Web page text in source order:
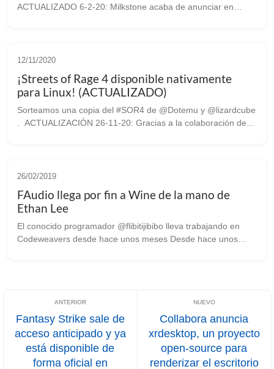
ACTUALIZADO 6-2-20: Milkstone acaba de anunciar en
12/11/2020
¡Streets of Rage 4 disponible nativamente
para Linux! (ACTUALIZADO)
Sorteamos una copia del #SOR4 de @Dotemu y @lizardcube
. ACTUALIZACIÓN 26-11-20: Gracias a la colaboración de
26/02/2019
FAudio llega por fin a Wine de la mano de
Ethan Lee
El conocido programador @flibitijibibo lleva trabajando en
Codeweavers desde hace unos meses Desde hace unos
Fantasy Strike sale de
acceso anticipado y ya
está disponible de
forma oficial en
Collabora anuncia
xrdesktop, un proyecto
open-source para
renderizar el escritorio